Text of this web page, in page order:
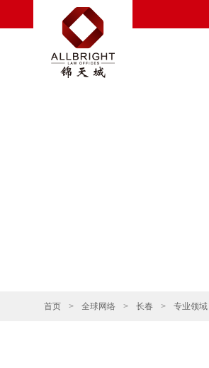
首页 > 全球网络 > 长春 > 专业领域